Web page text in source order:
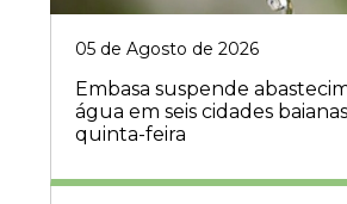
05 de Agosto de 2026
Embasa suspende
água em seis cidades
quinta-feira